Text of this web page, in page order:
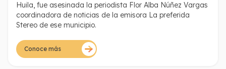
Huila, fue asesinada la periodista Flor Alba Núñez Vargas
coordinadora de noticias de la emisora La preferida
Stereo de ese municipio.
locales de Canal 6, TV5 y del Canal Nación TV.
Anteriormente había trabajado para la emisora
Conoce más